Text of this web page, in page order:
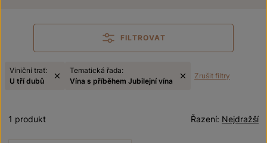
FILTROVAT
Viniční trať:
U tří dubů
Tematická řada:
Vína s příběhem Jubilejní vína
Zrušit filtry
Nejdražší
Řazení:
1 produkt